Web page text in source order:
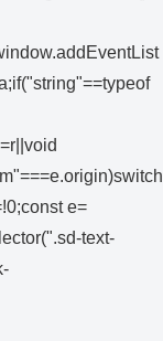
e=
text-